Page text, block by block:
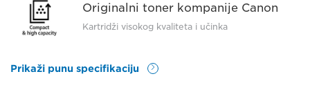
Originalni toner kompanije Canon
Kartridži visokog kvaliteta i učinka
Prikaži punu specifikaciju